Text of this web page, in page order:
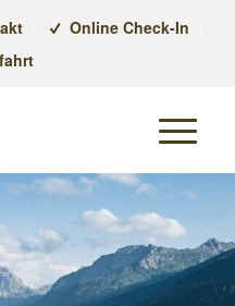
Online Check-In